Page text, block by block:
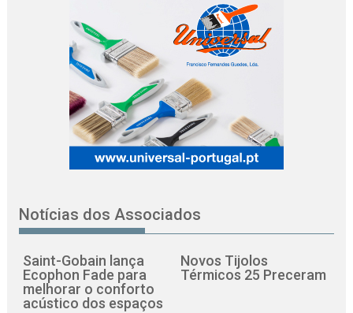
Notícias dos Associados
Saint-Gobain lança
Ecophon Fade para
melhorar o conforto
acústico dos espaços
Novos Tijolos
Térmicos 25 Preceram